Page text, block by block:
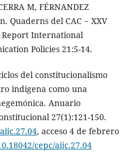
M, FÉRNANDEZ
Quaderns del CAC − XXV
International
Policies 21:5-14.
del constitucionalismo
indígena como una
Anuario
27(1):121-150.
, acceso 4 de febrero
cepc/aijc.27.04